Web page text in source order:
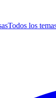
Todos los